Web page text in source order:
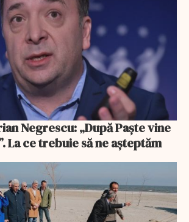
La ce trebuie să ne așteptăm